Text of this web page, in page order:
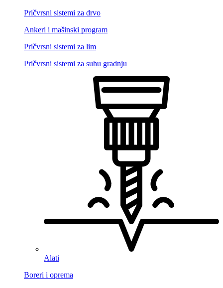
Pričvrsni sistemi za drvo
Ankeri i mašinski program
Pričvrsni sistemi za lim
Pričvrsni sistemi za suhu gradnju
Alati
Boreri i oprema